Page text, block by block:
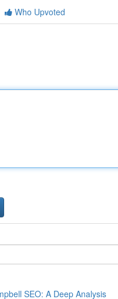
Who Upvoted
SEO: A Deep Analysis